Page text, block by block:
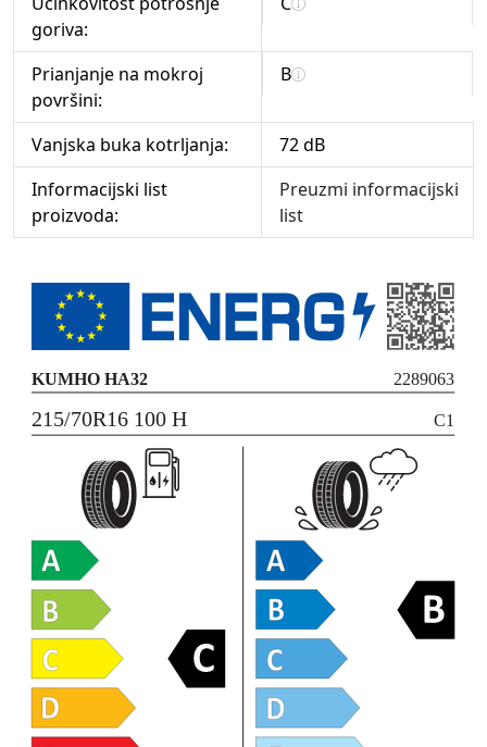
goriva:
Prianjanje na mokroj
površini:
B
Vanjska buka kotrljanja:
72 dB
Informacijski list
proizvoda:
Preuzmi informacijski
list